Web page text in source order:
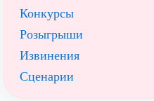
Конкурсы
Розыгрыши
Извинения
Сценарии